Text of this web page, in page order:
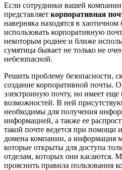
Если сотрудники вашей
представляет корпоративная
наверняка находятся в
использовать корпоративную
некоторым роднее и ближе
сумятица бывает не только не
небезопасной.
Решить проблему безопасности,
создание корпоративной почты.
электронную почту, но имеет
возможностей. В ней
необходимы для получения
информацией, а также ее
такой почте ведется при помощи
домена компании, а информация
которые открыты для доступа
отделам, которых они касаются.
прояснить правила пользования